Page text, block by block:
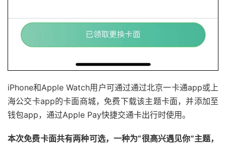
iPhone和Apple Watch用户可通过通过北京⼀卡通app或上
海公交卡app的卡面商城，免费下载该主题卡⾯，并添加⾄
钱包app，通过Apple Pay快捷交通卡出⾏时使⽤。
本次免费卡面共有两种可选，一种为“很⾼兴遇⻅你”主题，